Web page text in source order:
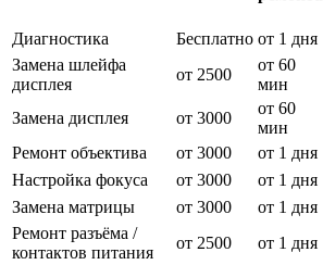
Диагностика
Бесплатно от 1 дня
Замена шлейфа
дисплея
от 2500
от 60
мин
Замена дисплея от 3000
от 60
мин
Ремонт объектива от 3000 от 1 дня
Настройка фокуса от 3000 от 1 дня
Замена матрицы от 3000 от 1 дня
Ремонт разъёма /
контактов питания
от 2500 от 1 дня